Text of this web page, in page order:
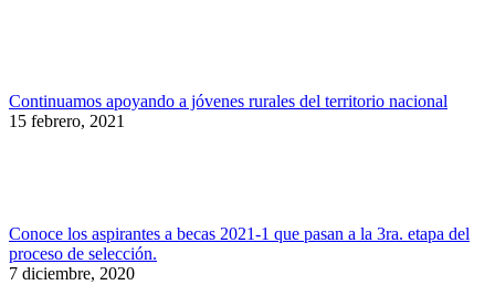
Continuamos apoyando a jóvenes rurales del territorio nacional
15 febrero, 2021
Conoce los aspirantes a becas 2021-1 que pasan a la 3ra. etapa del
proceso de selección.
7 diciembre, 2020